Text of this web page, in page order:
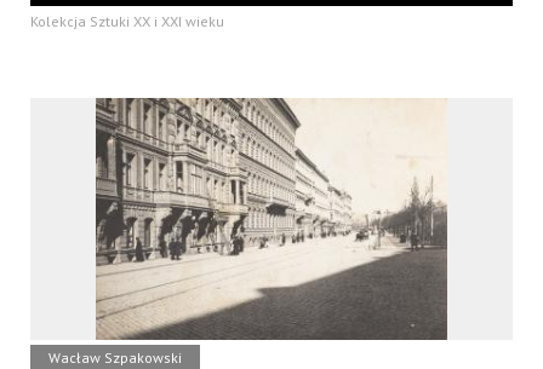
Kolekcja Sztuki XX i XXI wieku
Wacław Szpakowski